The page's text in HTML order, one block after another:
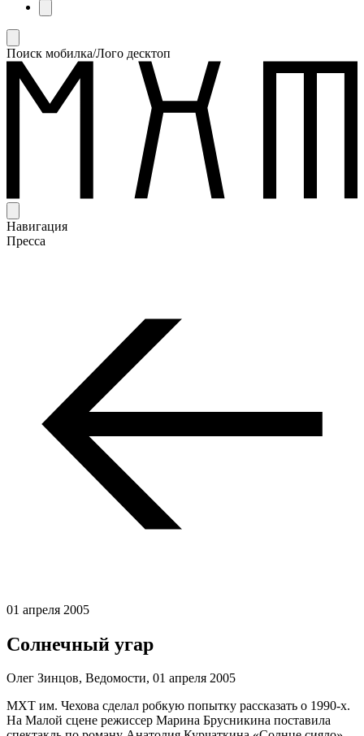
Поиск мобилка/Лого десктоп
Навигация
Пресса
01 апреля 2005
Солнечный угар
Олег Зинцов, Ведомости, 01 апреля 2005
МХТ им. Чехова сделал робкую попытку рассказать о 1990-х.
На Малой сцене режиссер Марина Брусникина поставила